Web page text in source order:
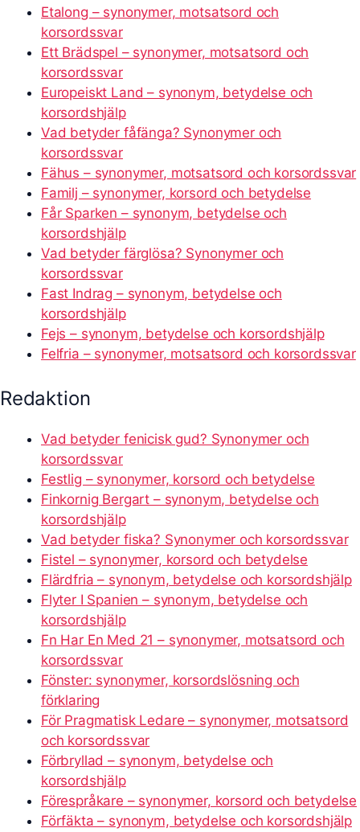
Etalong – synonymer, motsatsord och
korsordssvar
Ett Brädspel – synonymer, motsatsord och
korsordssvar
Europeiskt Land – synonym, betydelse och
korsordshjälp
Vad betyder fåfänga? Synonymer och
korsordssvar
Fähus – synonymer, motsatsord och korsordssvar
Familj – synonymer, korsord och betydelse
Får Sparken – synonym, betydelse och
korsordshjälp
Vad betyder färglösa? Synonymer och
korsordssvar
Fast Indrag – synonym, betydelse och
korsordshjälp
Fejs – synonym, betydelse och korsordshjälp
Felfria – synonymer, motsatsord och korsordssvar
Redaktion
Vad betyder fenicisk gud? Synonymer och
korsordssvar
Festlig – synonymer, korsord och betydelse
Finkornig Bergart – synonym, betydelse och
korsordshjälp
Vad betyder fiska? Synonymer och korsordssvar
Fistel – synonymer, korsord och betydelse
Flärdfria – synonym, betydelse och korsordshjälp
Flyter I Spanien – synonym, betydelse och
korsordshjälp
Fn Har En Med 21 – synonymer, motsatsord och
korsordssvar
Fönster: synonymer, korsordslösning och
förklaring
För Pragmatisk Ledare – synonymer, motsatsord
och korsordssvar
Förbryllad – synonym, betydelse och
korsordshjälp
Förespråkare – synonymer, korsord och betydelse
Förfäkta – synonym, betydelse och korsordshjälp